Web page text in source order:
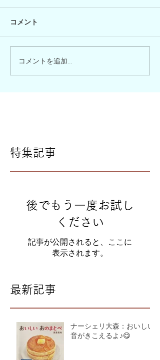
コメント
コメントを追加…
特集記事
後でもう一度お試し
ください
記事が公開されると、ここに
表示されます。
最新記事
ナーシェリ大森：おいしい
音がきこえるよ♪😋